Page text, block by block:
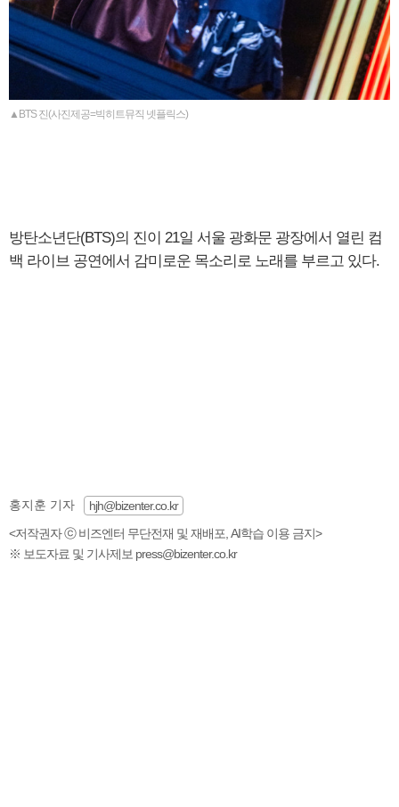
▲BTS 진(사진제공=빅히트뮤직 넷플릭스)
방탄소년단(BTS)의 진이 21일 서울 광화문 광장에서 열린 컴
백 라이브 공연에서 감미로운 목소리로 노래를 부르고 있다.
홍지훈 기자
hjh@bizenter.co.kr
<저작권자 ⓒ 비즈엔터 무단전재 및 재배포, AI학습 이용 금지>
※ 보도자료 및 기사제보 press@bizenter.co.kr